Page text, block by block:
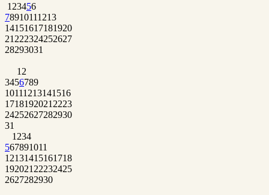
1 23456
78910111213
14151617181920
21 222324252627
28293031
1 2
3456789
10111213141516
1718192021 2223
24252627282930
31
1 234
567891011
12131415161718
192021 22232425
2627282930